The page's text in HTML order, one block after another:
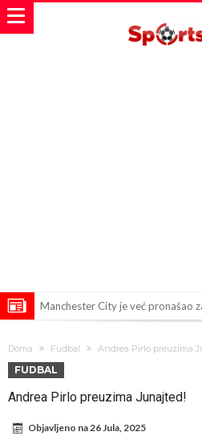
Manchester City je već pronašao
Mesi, znate li ko je drugi?
Прелом у трансферу Ромера?
Doma Fudbal Andrea Pirlo preuzima
FUDBAL
Andrea Pirlo preuzima Junajted!
Objavljeno na26 Jula, 2025